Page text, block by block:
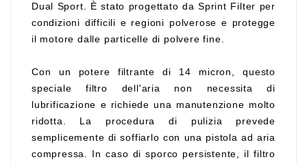
Dual Sport. È stato progettato da Sprint Filter per
condizioni difficili e regioni polverose e protegge
il motore dalle particelle di polvere fine.
Con un potere filtrante di 14 micron, questo
speciale filtro dell'aria non necessita di
lubrificazione e richiede una manutenzione molto
ridotta. La procedura di pulizia prevede
semplicemente di soffiarlo con una pistola ad aria
compressa. In caso di sporco persistente, il filtro